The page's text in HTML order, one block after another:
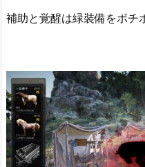
補助と覚醒は緑裝備をボチ